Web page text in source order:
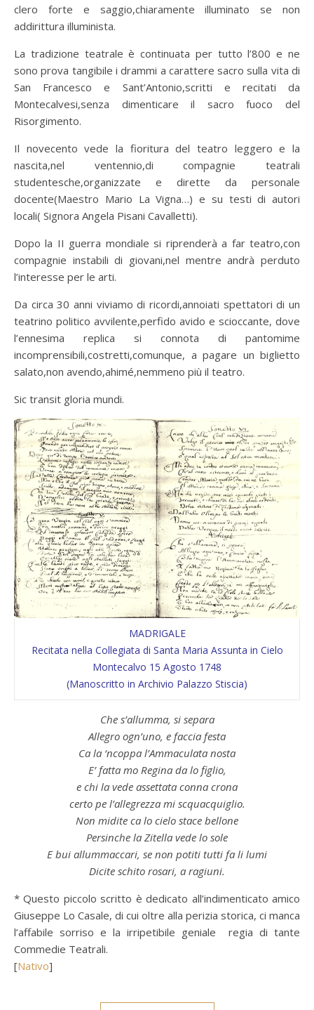
clero forte e saggio,chiaramente illuminato se non
addirittura illuminista.
La tradizione teatrale è continuata per tutto l’800 e ne
sono prova tangibile i drammi a carattere sacro sulla vita di
San Francesco e Sant’Antonio,scritti e recitati da
Montecalvesi,senza dimenticare il sacro fuoco del
Risorgimento.
Il novecento vede la fioritura del teatro leggero e la
nascita,nel ventennio,di compagnie teatrali
studentesche,organizzate e dirette da personale
docente(Maestro Mario La Vigna…) e su testi di autori
locali( Signora Angela Pisani Cavalletti).
Dopo la II guerra mondiale si riprenderà a far teatro,con
compagnie instabili di giovani,nel mentre andrà perduto
l’interesse per le arti.
Da circa 30 anni viviamo di ricordi,annoiati spettatori di un
teatrino politico avvilente,perfido avido e scioccante, dove
l’ennesima replica si connota di pantomime
incomprensibili,costretti,comunque, a pagare un biglietto
salato,non avendo,ahimé,nemmeno più il teatro.
Sic transit gloria mundi.
MADRIGALE
Recitata nella Collegiata di Santa Maria Assunta in Cielo
Montecalvo 15 Agosto 1748
(Manoscritto in Archivio Palazzo Stiscia)
Che s’allumma, si separa
Allegro ogn’uno, e faccia festa
Ca la ‘ncoppa l’Ammaculata nosta
E’ fatta mo Regina da lo figlio,
e chi la vede assettata conna crona
certo pe l’allegrezza mi scquacquiglio.
Non midite ca lo cielo stace bellone
Persinche la Zitella vede lo sole
E bui allummaccari, se non potiti tutti fa li lumi
Dicite schito rosari, a ragiuni.
* Questo piccolo scritto è dedicato all’indimenticato amico
Giuseppe Lo Casale, di cui oltre alla perizia storica, ci manca
l’affabile sorriso e la irripetibile geniale regia di tante
Commedie Teatrali.
[Nativo]